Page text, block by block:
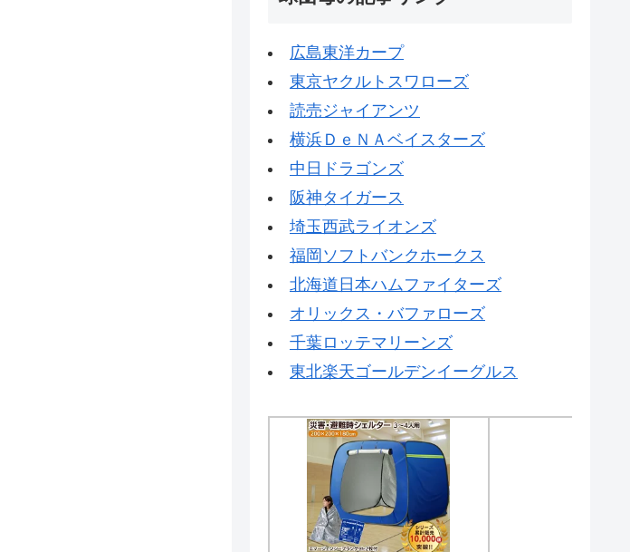
広島東洋カープ
東京ヤクルトスワローズ
読売ジャイアンツ
横浜ＤｅＮＡベイスターズ
中日ドラゴンズ
阪神タイガース
埼玉西武ライオンズ
福岡ソフトバンクホークス
北海道日本ハムファイターズ
オリックス・バファローズ
千葉ロッテマリーンズ
東北楽天ゴールデンイーグルス